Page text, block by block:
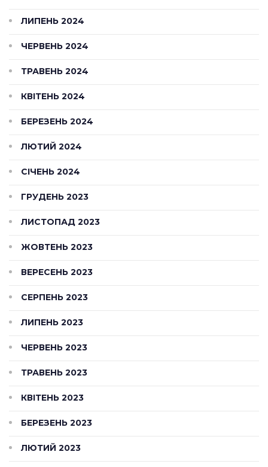
ЛИПЕНЬ 2024
ЧЕРВЕНЬ 2024
ТРАВЕНЬ 2024
КВІТЕНЬ 2024
БЕРЕЗЕНЬ 2024
ЛЮТИЙ 2024
СІЧЕНЬ 2024
ГРУДЕНЬ 2023
ЛИСТОПАД 2023
ЖОВТЕНЬ 2023
ВЕРЕСЕНЬ 2023
СЕРПЕНЬ 2023
ЛИПЕНЬ 2023
ЧЕРВЕНЬ 2023
ТРАВЕНЬ 2023
КВІТЕНЬ 2023
БЕРЕЗЕНЬ 2023
ЛЮТИЙ 2023